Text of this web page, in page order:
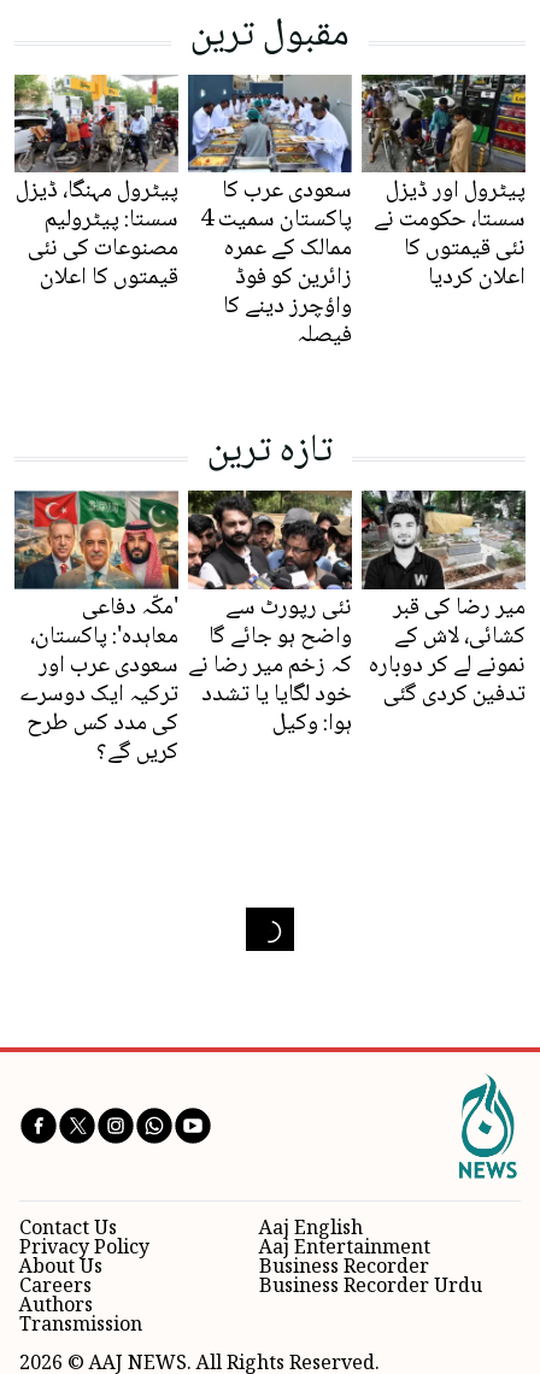
مقبول ترین
پیٹرول اور ڈیزل
سستا، حکومت نے
نئی قیمتوں کا
اعلان کردیا
سعودی عرب کا
پاکستان سمیت 4
ممالک کے عمرہ
زائرین کو فوڈ
واؤچرز دینے کا
فیصلہ
پیٹرول مہنگا، ڈیزل
سستا: پیٹرولیم
مصنوعات کی نئی
قیمتوں کا اعلان
تازہ ترین
میر رضا کی قبر
کشائی، لاش کے
نمونے لے کر دوبارہ
تدفین کردی گئی
نئی رپورٹ سے
واضح ہو جائے گا
کہ زخم میر رضا نے
خود لگایا یا تشدد
ہوا: وکیل
'مکّہ دفاعی
معاہدہ': پاکستان،
سعودی عرب اور
ترکیہ ایک دوسرے
کی مدد کس طرح
کریں گے؟
Aaj English
Aaj Entertainment
Business Recorder
Business Recorder Urdu
Contact Us
Privacy Policy
About Us
Careers
Authors
Transmission
2026 © AAJ NEWS. All Rights Reserved.